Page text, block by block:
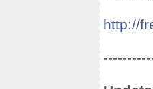
http://